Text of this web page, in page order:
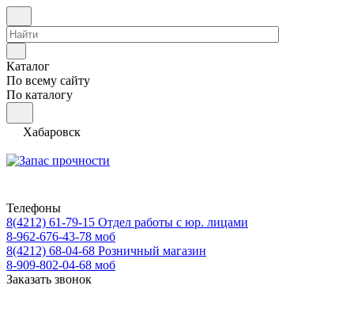
Каталог
По всему сайту
По каталогу
Хабаровск
Телефоны
8(4212) 61-79-15 Отдел работы с юр. лицами
8-962-676-43-78 моб
8(4212) 68-04-68 Розничный магазин
8-909-802-04-68 моб
Заказать звонок